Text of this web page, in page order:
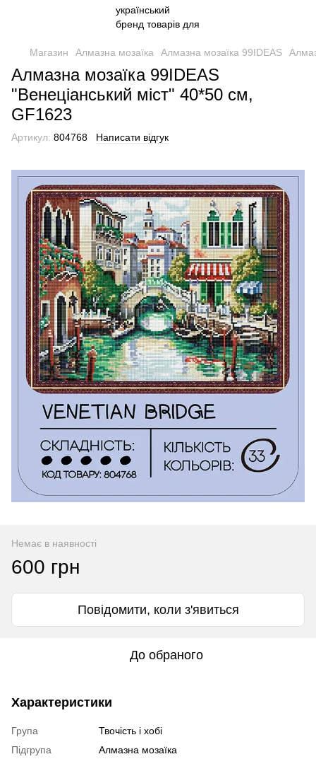
Магазин Алмазна мозаїка Алмазна мозаїка 99IDEAS
Алмазна мозаїка 99IDEAS
"Венеціанський міст" 40*50 см,
GF1623
Артикул: 804768 Написати відгук
Немає в наявності
600 грн
Повідомити, коли з'явиться
До обраного
Характеристики
Група
Твочість і хобі
Підгрупа
Алмазна мозаїка